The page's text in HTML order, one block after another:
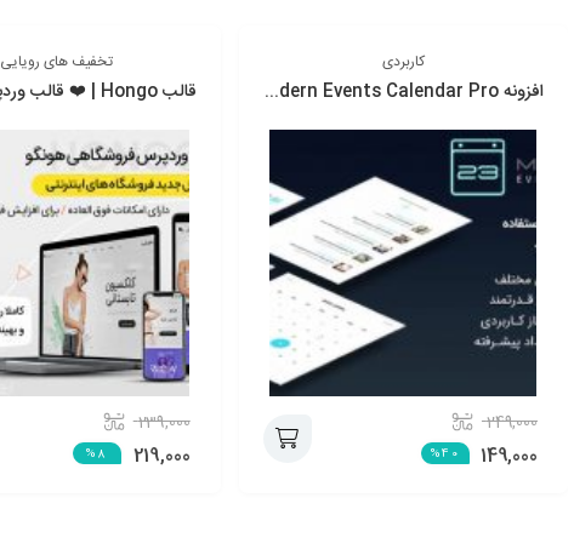
کاربردی
افزونه Modern Events Calendar Pro | افزونه مدرن ایونت کالندر پرو
%40
249,000
149,000
تخفیف های رویایی
%8
239,000
219,000